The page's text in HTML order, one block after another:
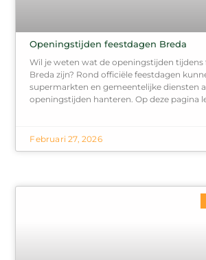
Openingstijden feestdagen Breda
Wil je weten wat de openingstijden tijdens
Breda zijn? Rond officiële feestdagen
supermarkten en gemeentelijke diensten
openingstijden hanteren. Op deze pagina
Februari 27, 2026